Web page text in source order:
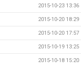
2015-10-23 13:36
2015-10-20 18:29
2015-10-20 17:57
2015-10-19 13:25
2015-10-18 15:20